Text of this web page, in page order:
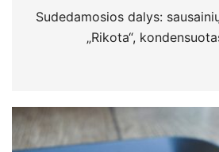
Sudedamosios dalys:
„Rikota“,